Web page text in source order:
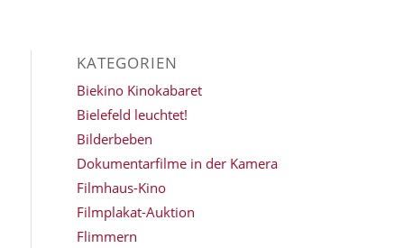
KATEGORIEN
Biekino Kinokabaret
Bielefeld leuchtet!
Bilderbeben
Dokumentarfilme in der Kamera
Filmhaus-Kino
Filmplakat-Auktion
Flimmern